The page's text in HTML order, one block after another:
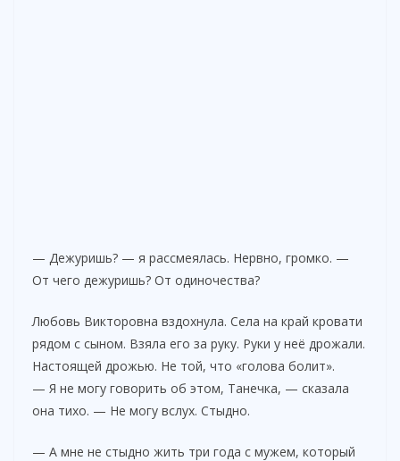
— Дежуришь? — я рассмеялась. Нервно, громко. —
От чего дежуришь? От одиночества?
Любовь Викторовна вздохнула. Села на край кровати
рядом с сыном. Взяла его за руку. Руки у неё дрожали.
Настоящей дрожью. Не той, что «голова болит».
— Я не могу говорить об этом, Танечка, — сказала
она тихо. — Не могу вслух. Стыдно.
— А мне не стыдно жить три года с мужем, который